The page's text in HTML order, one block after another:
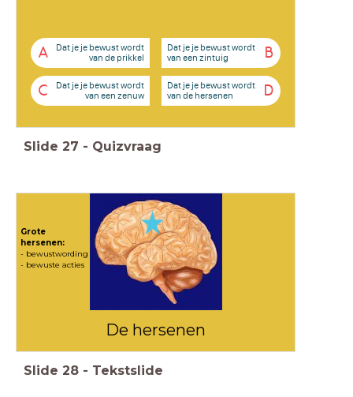
A
Dat je je bewust wordt
van de prikkel
B
Dat je je bewust wordt
van een zintuig
C
Dat je je bewust wordt
van een zenuw
D
Dat je je bewust wordt
van de hersenen
Slide 27 - Quizvraag
De hersenen
Grote
hersenen:
- bewustwording
- bewuste acties
Slide 28 - Tekstslide